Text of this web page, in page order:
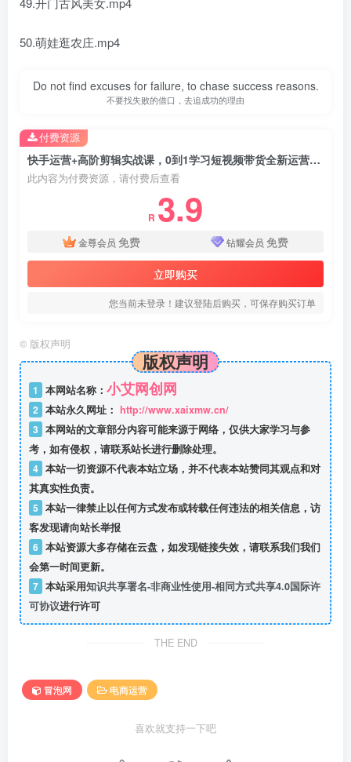
50.萌娃逛农庄.mp4
Do not find excuses for failure, to chase success reasons.
不要找失败的借口，去追成功的理由
快手运营+高阶剪辑实战课，0到1学习短视频带货全新运营技巧
此内容为付费资源，请付费后查看
R 3.9
金尊会员 免费 钻耀会员 免费
立即购买
您当前未登录！建议登陆后购买，可保存购买订单
付费资源
© 版权声明
版权声明
1 本网站名称： 小艾网创网
2 本站永久网址： http://www.xaixmw.cn/
3 本网站的文章部分内容可能来源于网络，仅供大家学习与参
考，如有侵权，请联系站长进行删除处理。
4 本站一切资源不代表本站立场，并不代表本站赞同其观点和对
其真实性负责。
5 本站一律禁止以任何方式发布或转载任何违法的相关信息，访
客发现请向站长举报
6 本站资源大多存储在云盘，如发现链接失效，请联系我们我们
会第一时间更新。
7 本站采用知识共享署名-非商业性使用-相同方式共享4.0国际许
可协议进行许可
THE END
冒泡网 电商运营
喜欢就支持一下吧